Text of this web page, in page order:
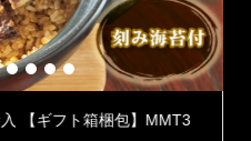
【ギフト箱梱包】MMT3
5 6 7 8